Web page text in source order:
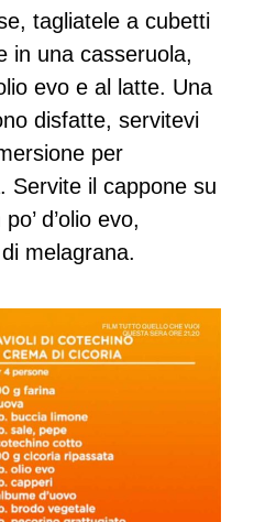
tagliatele a cubetti
in una casseruola,
evo e al latte. Una
disfatte, servitevi
per
Servite il cappone su
d’olio evo,
melagrana.